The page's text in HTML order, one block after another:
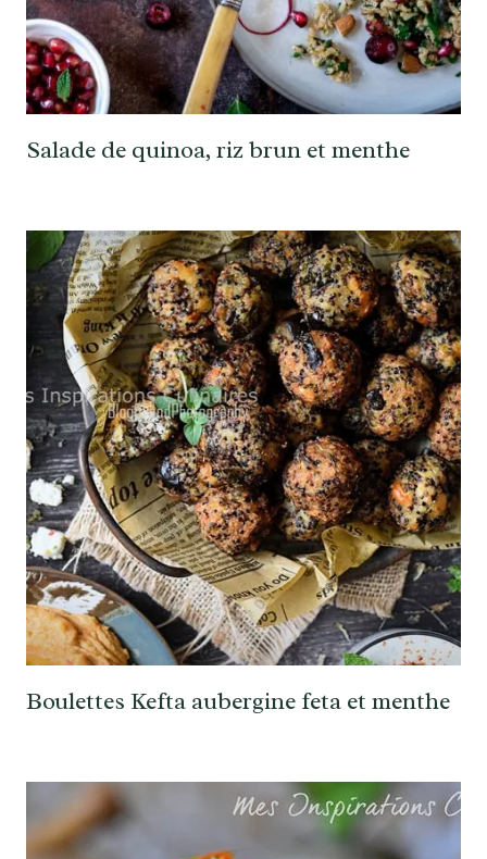
Salade de quinoa, riz brun et menthe
Boulettes Kefta aubergine feta et menthe